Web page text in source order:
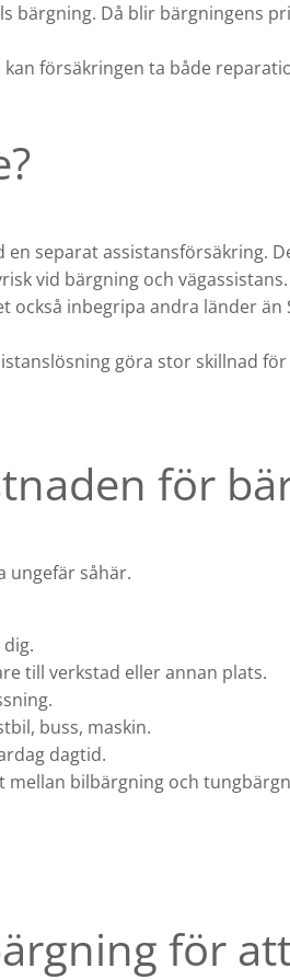
bärgning. Då blir bärgningens
försäkringen ta både
separat assistansförsäkring.
vid bärgning och
också inbegripa andra länder än
göra stor skillnad
för
ungefär såhär.
till verkstad eller annan plats.
buss, maskin.
dagtid.
bilbärgning och
för